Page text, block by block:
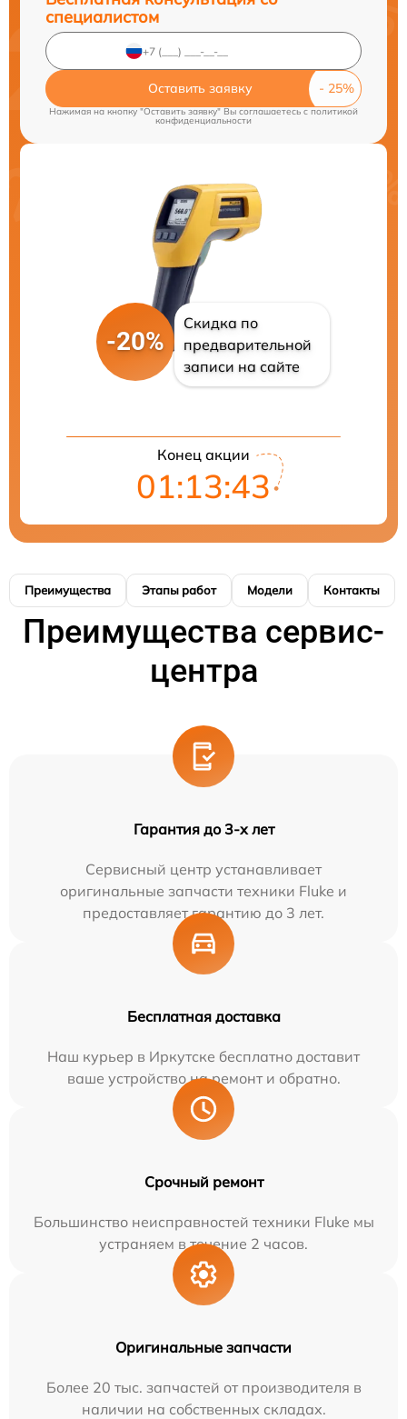
специалистом
Оставить заявку
Нажимая на кнопку "Оставить заявку" Вы соглашаетесь cполитикой
конфиденциальности
-20%
Скидка по
предварительной
записи на сайте
Конец акции
01:13:42
Преимущества Этапы работ Модели Контакты
Преимущества сервис-
центра
Гарантия до 3-х лет
Сервисный центр устанавливает
оригинальные запчасти техники Fluke и
предоставляет гарантию до 3 лет.
Бесплатная доставка
Наш курьер в Иркутске бесплатно доставит
ваше устройство на ремонт и обратно.
Срочный ремонт
Большинство неисправностей техники Fluke мы
устраняем в течение 2 часов.
Оригинальные запчасти
Более 20 тыс. запчастей от производителя в
наличии на собственных складах.